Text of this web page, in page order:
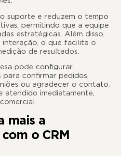
o suporte e reduzem o tempo
permitindo que a equipe
estratégicas. Além disso,
o que facilita o
de resultados.
pode configurar
para confirmar pedidos,
ou agradecer o contato.
atendido imediatamente,
mais a
o CRM